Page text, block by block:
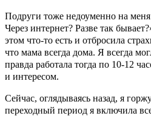
Подруги тоже недоуменно на
Через интернет? Разве так
этом что-то есть и отбросила
что мама всегда дома. Я всегда
правда работала тогда по 10-12
и интересом.
Сейчас, оглядываясь назад, я
переходный период я включила